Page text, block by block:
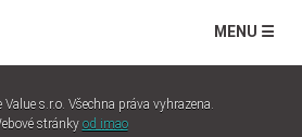
MENU ☰
s.r.o. Všechna práva vyhrazena.
stránky od imao